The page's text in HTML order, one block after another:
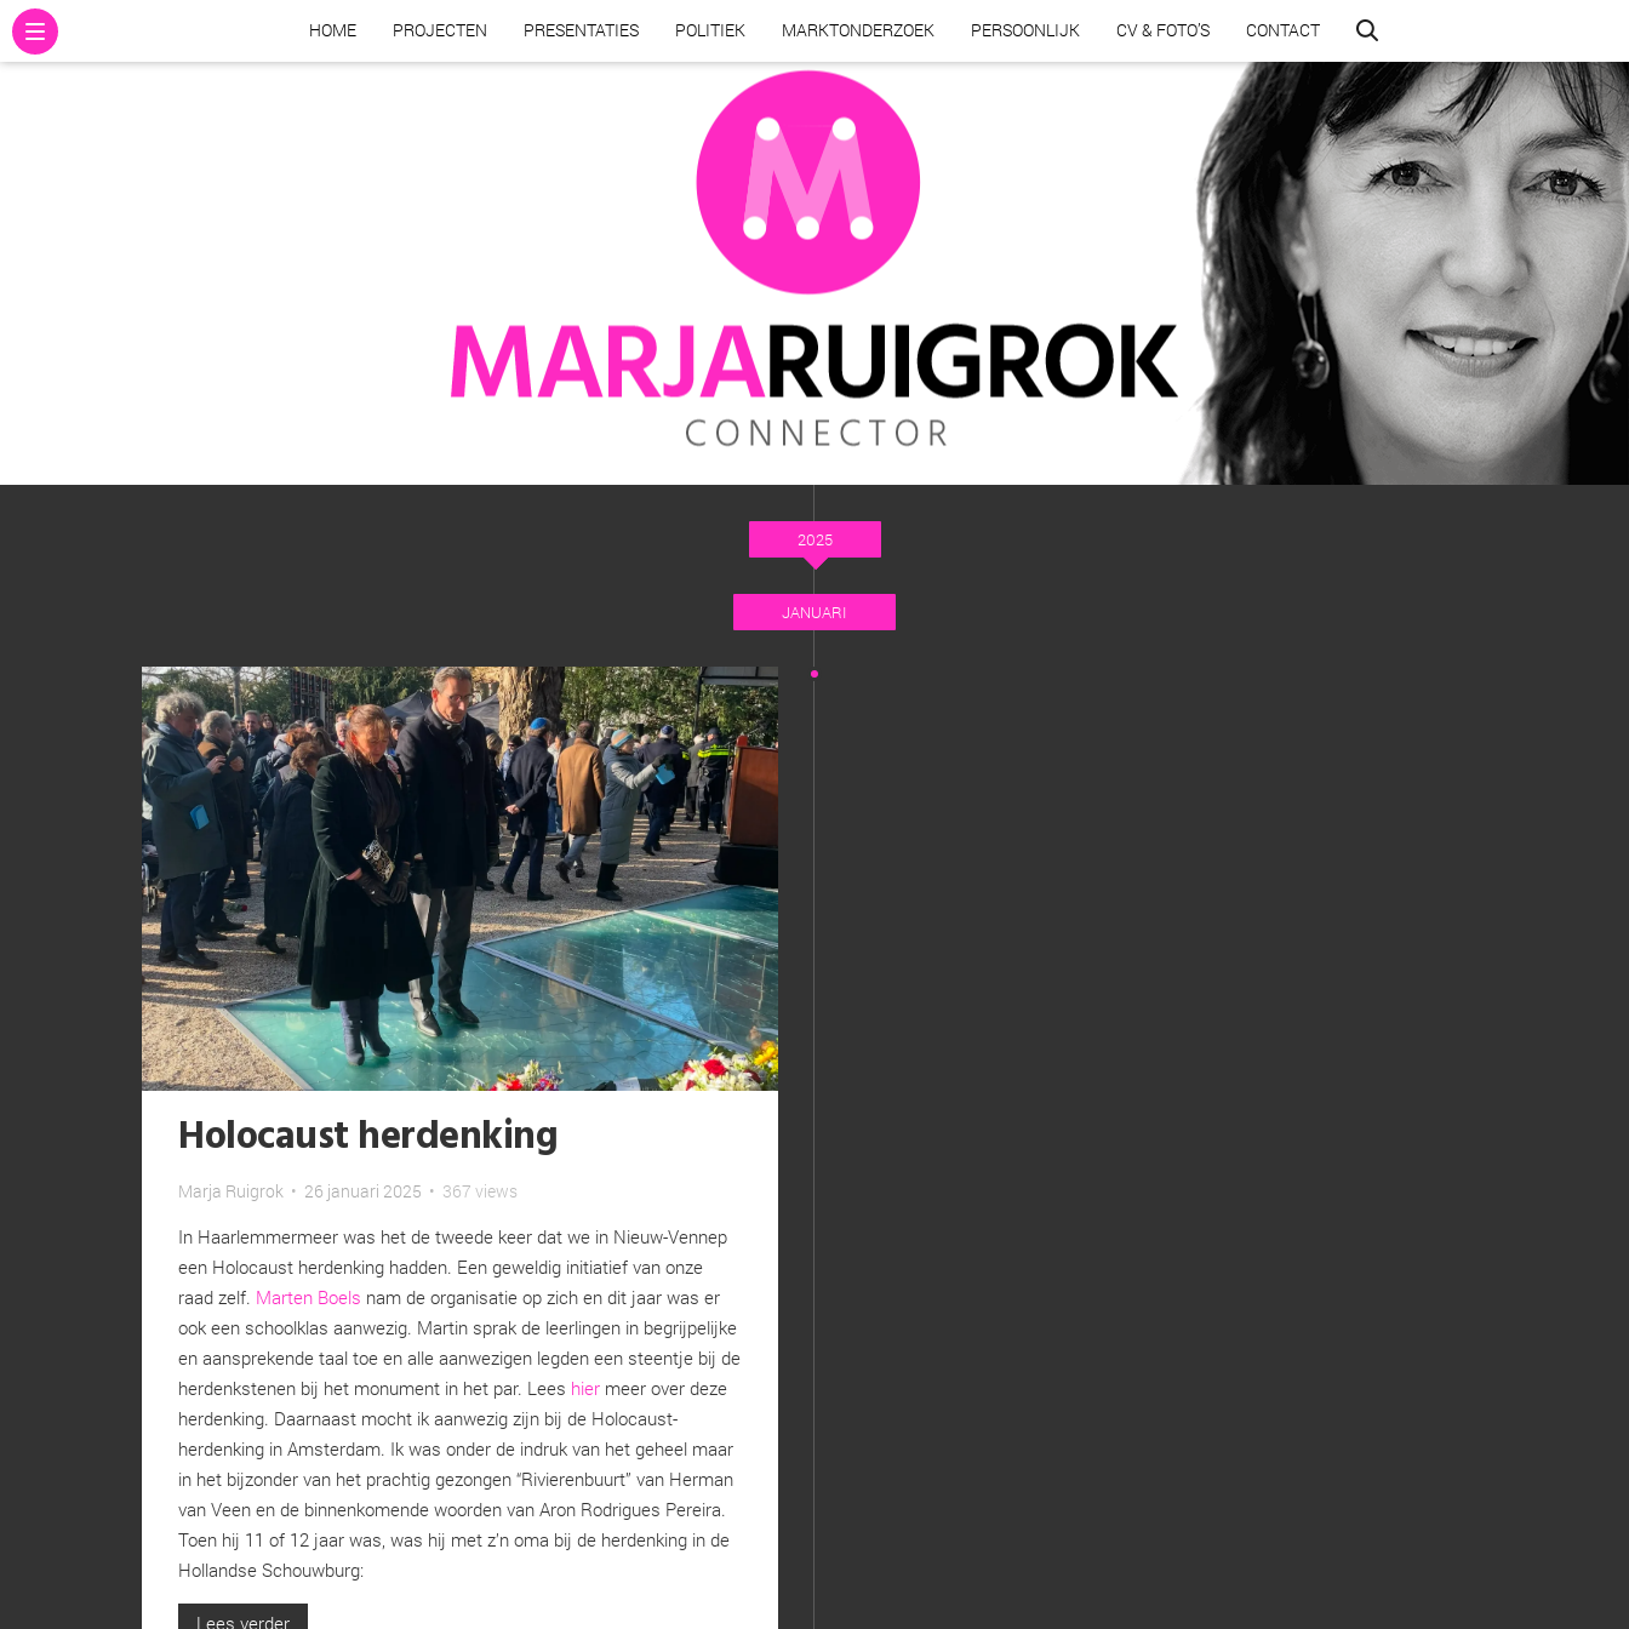
HOME PROJECTEN PRESENTATIES POLITIEK MARKTONDERZOEK PERSOONLIJK CV & FOTO’S CONTACT
2025
JANUARI
Holocaust herdenking
Marja Ruigrok • 26 januari 2025 • 367 views
In Haarlemmermeer was het de tweede keer dat we in Nieuw-Vennep
een Holocaust herdenking hadden. Een geweldig initiatief van onze
raad zelf. Marten Boels nam de organisatie op zich en dit jaar was er
ook een schoolklas aanwezig. Martin sprak de leerlingen in begrijpelijke
en aansprekende taal toe en alle aanwezigen legden een steentje bij de
herdenkstenen bij het monument in het par. Lees hier meer over deze
herdenking. Daarnaast mocht ik aanwezig zijn bij de Holocaust-
herdenking in Amsterdam. Ik was onder de indruk van het geheel maar
in het bijzonder van het prachtig gezongen “Rivierenbuurt” van Herman
van Veen en de binnenkomende woorden van Aron Rodrigues Pereira.
Toen hij 11 of 12 jaar was, was hij met z’n oma bij de herdenking in de
Hollandse Schouwburg:
Lees verder